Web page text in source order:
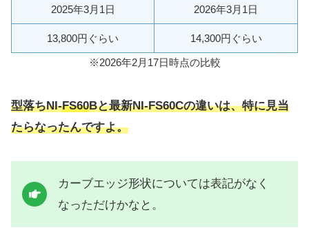
2025年3月1日 2026年3月1日
13,800円ぐらい 14,300円ぐらい
※2026年2月17日時点の比較
型落ちNI-FS60Bと最新NI-FS60Cの違いは、特に見当
たらなったんですよ。
カーブエッジ形状については表記がなく
なっただけかなと。